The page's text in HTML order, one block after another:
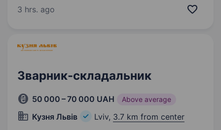
працюють на найкращому обладнанні світових
3 hrs. ago
Зварник-складальник
50 000 – 70 000 UAH Above average
Кузня Львів Lviv, 3.7 km from center